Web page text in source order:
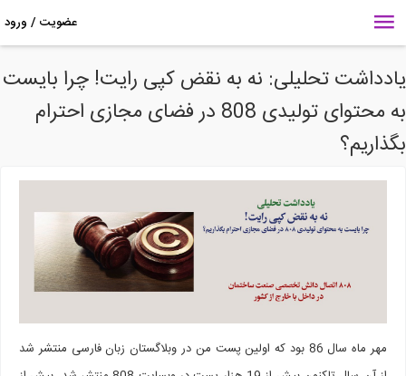
تحلیلی: نه به نقض کپی رایت! چرا بایست
به محتوای تولیدی 808 در فضای مجازی احترام
مهر ماه سال 86 بود که اولین پست من در وبلاگستان زبان فارسی منتشر شد